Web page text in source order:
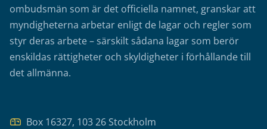
ombudsmän som är det officiella namnet, granskar att
myndigheterna arbetar enligt de lagar och regler som
styr deras arbete – särskilt sådana lagar som berör
enskildas rättigheter och skyldigheter i förhållande till
det allmänna.
Box 16327, 103 26 Stockholm